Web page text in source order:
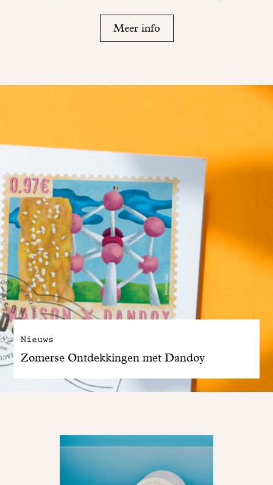
Meer info
Nieuws
Zomerse Ontdekkingen met Dandoy